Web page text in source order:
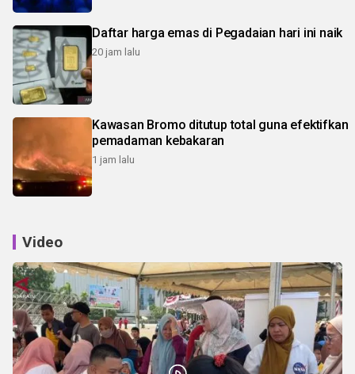
Daftar harga emas di Pegadaian hari ini naik
20 jam lalu
Kawasan Bromo ditutup total guna efektifkan
pemadaman kebakaran
1 jam lalu
Video